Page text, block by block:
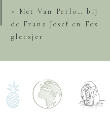
« Met Van Perlo… bij
de Franz Josef en Fox
gletsjer